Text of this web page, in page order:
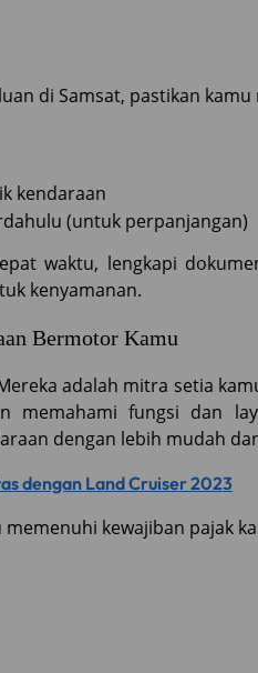
di Samsat, pastikan
kendaraan
(untuk perpanjangan)
waktu, lengkapi
kenyamanan.
Bermotor Kamu
adalah mitra setia
memahami fungsi dan
dengan lebih mudah
dengan Land Cruiser 2023
kewajiban pajak